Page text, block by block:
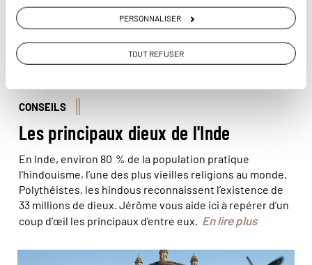
PERSONNALISER
TOUT REFUSER
CONSEILS
Les principaux dieux de l'Inde
En Inde, environ 80 % de la population pratique
l’hindouisme, l’une des plus vieilles religions au monde.
Polythéistes, les hindous reconnaissent l’existence de
33 millions de dieux. Jérôme vous aide ici à repérer d’un
coup d’œil les principaux d’entre eux. En lire plus
© Andrea Pistolesi/Hemis